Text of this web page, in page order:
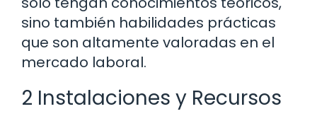
sino también habilidades prácticas
que son altamente valoradas en el
mercado laboral.
2 Instalaciones y Recursos